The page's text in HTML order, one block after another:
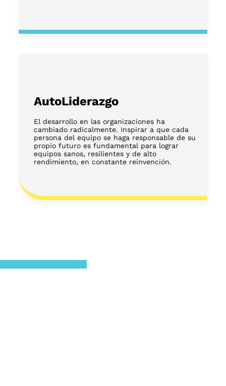
AutoLiderazgo
El desarrollo en las organizaciones ha
cambiado radicalmente. Inspirar a que cada
persona del equipo se haga responsable de su
propio futuro es fundamental para lograr
equipos sanos, resilientes y de alto
rendimiento, en constante reinvención.